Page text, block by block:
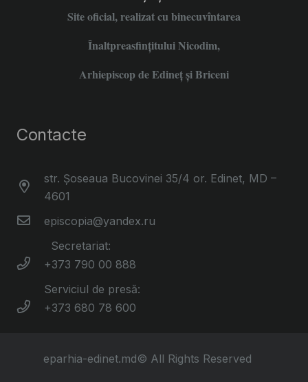
Site oficial, realizat cu binecuvîntarea
Înaltpreasfințitului Nicodim,
Arhiepiscop de Edineţ şi Briceni
Contacte
str. Șoseaua Bucovinei 35/4 or. Edinet, MD –
4601
episcopia@yandex.ru
Secretariat:
+373 790 00 888
Serviciul de presă:
+373 680 78 600
eparhia-edinet.md© All Rights Reserved